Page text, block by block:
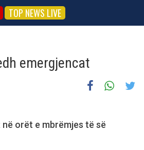
TOP NEWS LIVE
emergjencat
orët e mbrëmjes të së